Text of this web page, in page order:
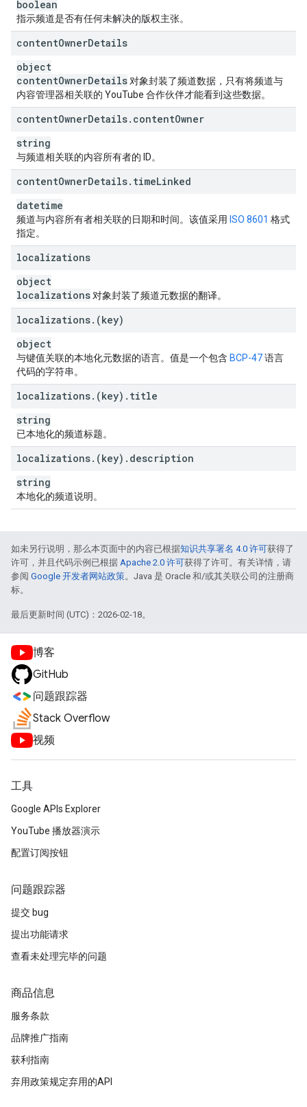
boolean
指示频道是否有任何未解决的版权主张。
contentOwnerDetails
object
contentOwnerDetails 对象封装了频道数据，只有将频道与
内容管理器相关联的 YouTube 合作伙伴才能看到这些数据。
contentOwnerDetails. contentOwner
string
与频道相关联的内容所有者的 ID。
contentOwnerDetails. timeLinked
datetime
频道与内容所有者相关联的日期和时间。该值采用 ISO 8601 格式
指定。
localizations
object
localizations 对象封装了频道元数据的翻译。
localizations. (key)
object
与键值关联的本地化元数据的语言。值是一个包含 BCP-47语言
代码的字符串。
localizations. (key) . title
string
已本地化的频道标题。
localizations. (key) . description
string
本地化的频道说明。
如未另行说明，那么本页面中的内容已根据知识共享署名 4.0 许可获得了
许可，并且代码示例已根据 Apache 2.0 许可获得了许可。有关详情，请
参阅 Google 开发者网站政策。Java 是 Oracle 和/或其关联公司的注册商
标。
最后更新时间 (UTC)：2026-02-18。
博客
GitHub
问题跟踪器
Stack Overflow
视频
工具
Google APIs Explorer
YouTube 播放器演示
配置订阅按钮
问题跟踪器
提交 bug
提出功能请求
查看未处理完毕的问题
商品信息
服务条款
品牌推广指南
获利指南
弃用政策规定弃用的API